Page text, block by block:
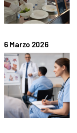
6 Marzo 2026